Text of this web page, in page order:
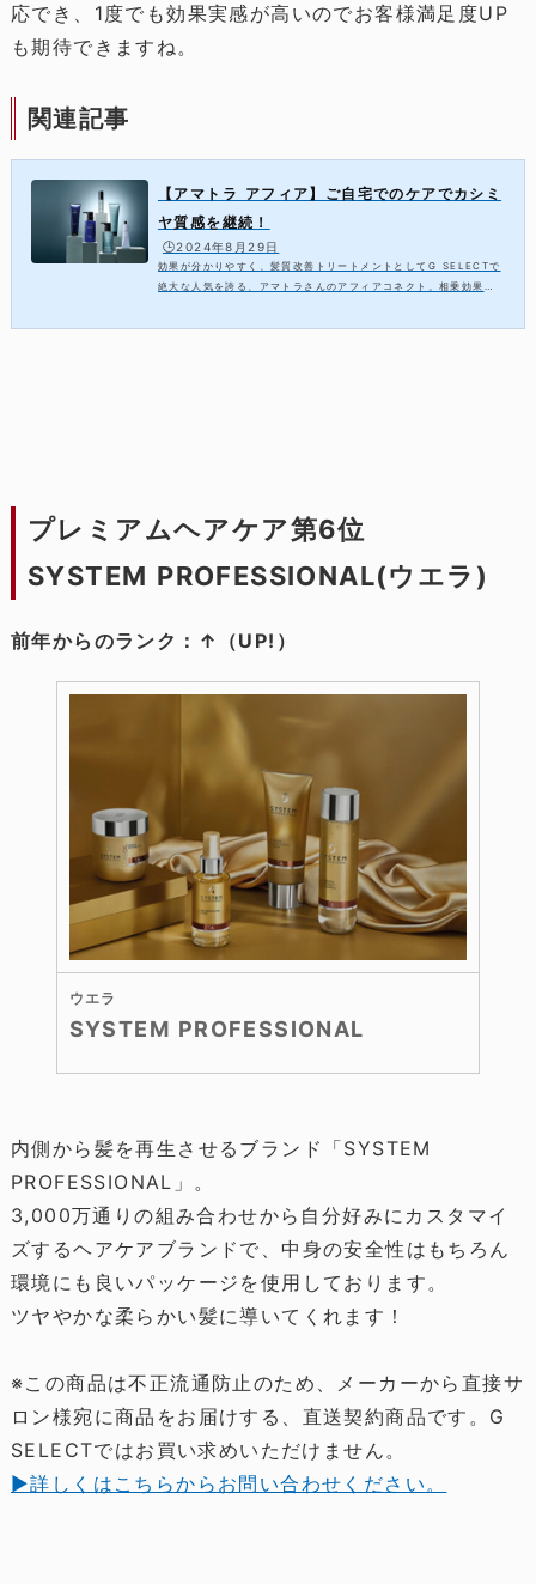
応でき、1度でも効果実感が高いのでお客様満足度UP
も期待できますね。
関連記事
【アマトラ アフィア】ご自宅でのケアでカシミ
ヤ質感を継続！
🕒️2024年8月29日
効果が分かりやすく、髪質改善トリートメントとしてG SELECTで
絶大な人気を誇る、アマトラさんのアフィアコネクト。相乗効果を
た人気となっております。そんなご好評を...
プレミアムヘアケア第6位
SYSTEM PROFESSIONAL(ウエラ)
前年からのランク：↑（UP!）
ウエラ
SYSTEM PROFESSIONAL
内側から髪を再生させるブランド「SYSTEM
PROFESSIONAL」。
3,000万通りの組み合わせから自分好みにカスタマイ
ズするヘアケアブランドで、中身の安全性はもちろん
環境にも良いパッケージを使用しております。
ツヤやかな柔らかい髪に導いてくれます！
※この商品は不正流通防止のため、メーカーから直接サ
ロン様宛に商品をお届けする、直送契約商品です。G
SELECTではお買い求めいただけません。
▶詳しくはこちらからお問い合わせください。